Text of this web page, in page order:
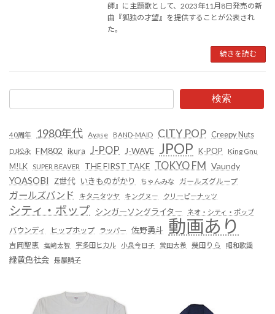
師』に主題歌として、2023年11月8日発売の新
曲『狐独の才望』を提供することが公表され
た。
続きを読む
検索
40周年 1980年代 Ayase BAND-MAID CITY POP Creepy Nuts
DJ松永 FM802 ikura J-POP J-WAVE JPOP K-POP
King Gnu
M!LK
SUPER BEAVER THE FIRST TAKE TOKYO FM Vaundy
YOASOBI Z世代 いきものがかり ちゃんみな ガールズグループ
ガールズバンド キタニタツヤ キングヌー クリーピーナッツ
シティ・ポップ シンガーソングライター ネオ・シティ・ポップ
バウンディ ヒップホップ ラッパー 佐野勇斗 動画あり
吉岡聖恵 塩﨑太智 宇多田ヒカル 小泉今日子 常田大希 幾田りら 昭和歌謡
緑黄色社会 長屋晴子